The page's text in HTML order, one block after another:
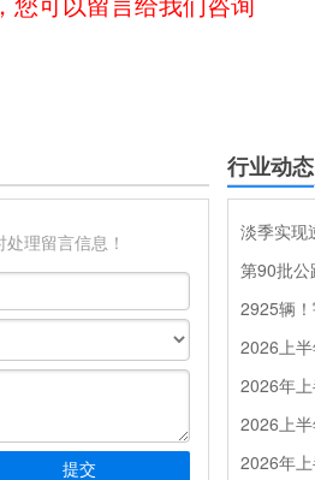
理留言信息！
行业动态
2026上
2026上